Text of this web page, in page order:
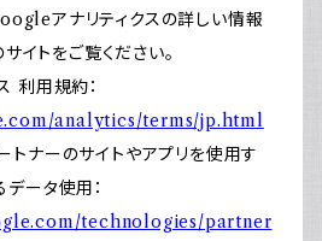
アナリティクスの詳しい情報
イトをご覧ください。
利用規約：
analytics/terms/jp.html
ナーのサイトやアプリを使用す
ータ使用：
technologies/partner